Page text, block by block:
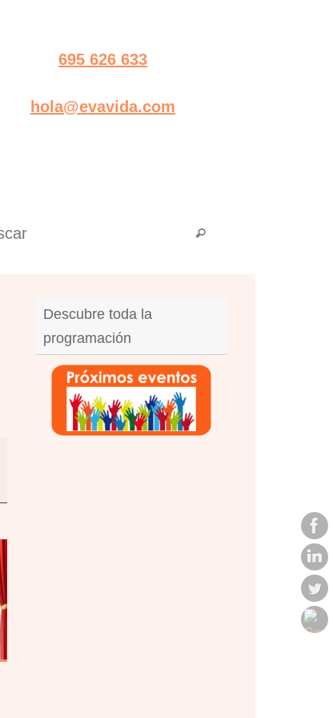
695 626 633
hola@evavida.com
Buscar
Descubre toda la
programación